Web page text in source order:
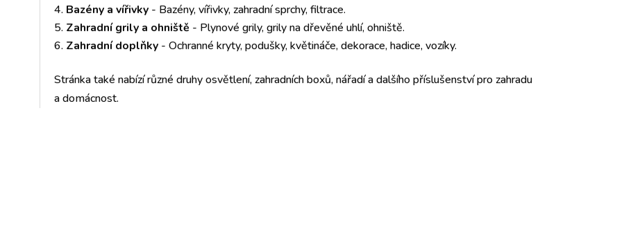
Bazény a vířivky - Bazény, vířivky, zahradní sprchy, filtrace.
Zahradní grily a ohniště - Plynové grily, grily na dřevěné uhlí, ohniště.
Zahradní doplňky - Ochranné kryty, podušky, květináče, dekorace, hadice, vozíky.
Stránka také nabízí různé druhy osvětlení, zahradních boxů, nářadí a dalšího příslušenství pro zahradu
a domácnost.